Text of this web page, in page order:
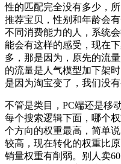
性的匹配完全没有多少，
推荐宝贝，性别和年龄会
不同消费能力的人，系统
能会有这样的感受，现在
多，那是因为，原先的流
的流量是人气模型加下架
是因为淘宝变了，我们没有
不管是类目，PC端还是移
每个搜索逻辑下面，哪个
个方向的权重最高，简单
较高，现在转化的权重比
销量权重有削弱。别人卖